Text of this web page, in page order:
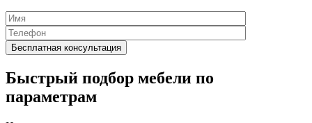
Быстрый подбор мебели по
параметрам